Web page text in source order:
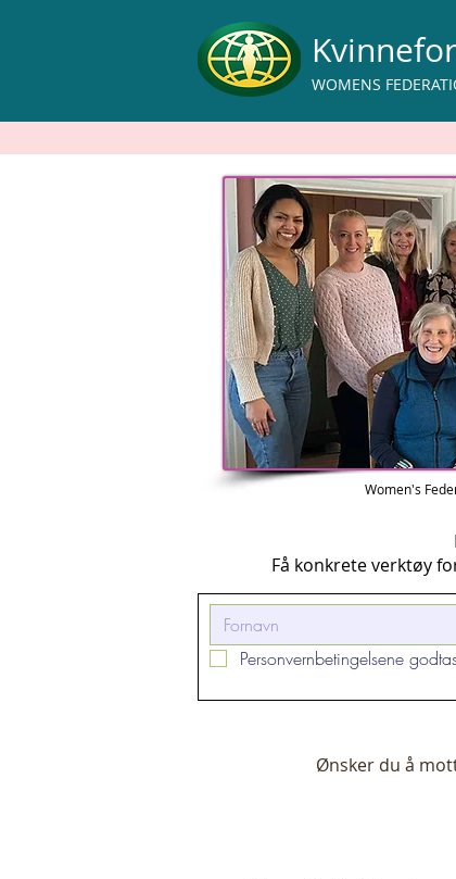
WOMENS
Women's
Få konkrete verktøy
Personvernbetingelsene
Ønsker du å